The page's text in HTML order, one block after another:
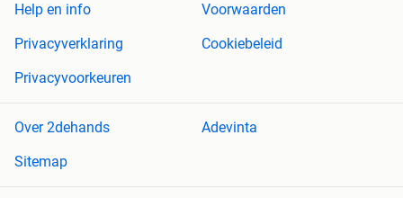
Help en info
Voorwaarden
Privacyverklaring
Cookiebeleid
Privacyvoorkeuren
Over 2dehands
Adevinta
Sitemap